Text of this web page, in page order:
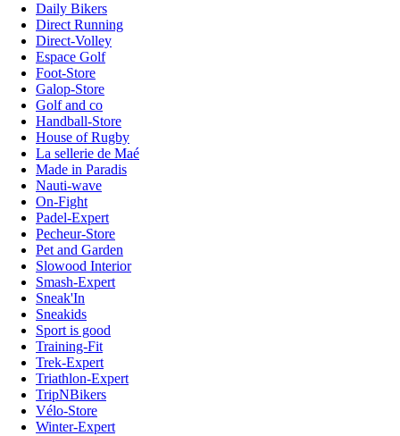
Daily Bikers
Direct Running
Direct-Volley
Espace Golf
Foot-Store
Galop-Store
Golf and co
Handball-Store
House of Rugby
La sellerie de Maé
Made in Paradis
Nauti-wave
On-Fight
Padel-Expert
Pecheur-Store
Pet and Garden
Slowood Interior
Smash-Expert
Sneak'In
Sneakids
Sport is good
Training-Fit
Trek-Expert
Triathlon-Expert
TripNBikers
Vélo-Store
Winter-Expert